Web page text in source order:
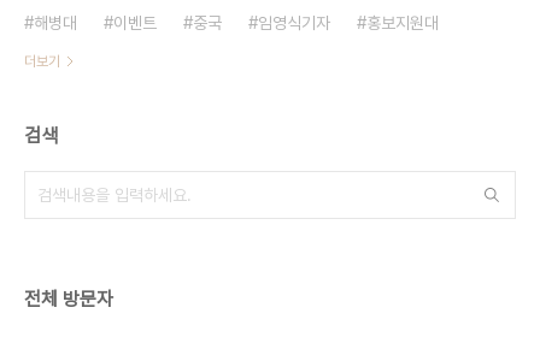
해병대
이벤트 중국 임영식기자 홍보지원대
더보기
검색
전체 방문자